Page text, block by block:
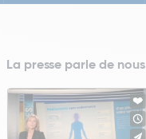
La presse parle de nous